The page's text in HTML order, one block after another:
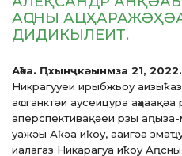
АԤСНЫ
ДИДИКЫЛЕИТ.
Аҟәа. Ԥхынҷкәынмза 21,
Никрагууеи ирыбжьоу
аҩганктәи аусеицура
аперспективақәеи рзы
уажәы Аҟәа иҟоу, ааигәа
иалагаз Никарагуа иҟоу